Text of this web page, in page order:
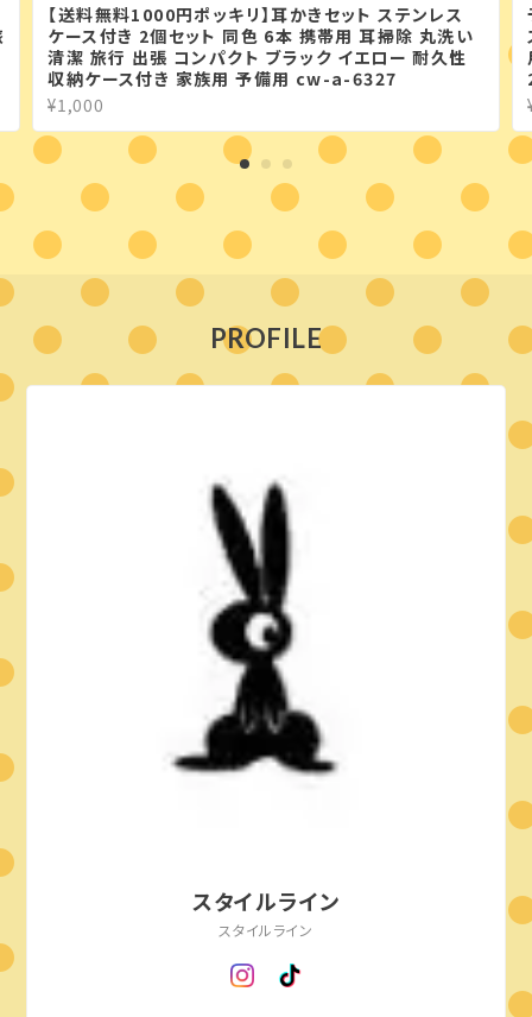
【送料無料1000円ポッキリ】耳かきセット ステンレス
ケース付き 2個セット 同色 6本 携帯用 耳掃除 丸洗い
清潔 旅行 出張 コンパクト ブラック イエロー 耐久性
収納ケース付き 家族用 予備用 cw-a-6327
¥1,000
PROFILE
スタイルライン
スタイルライン